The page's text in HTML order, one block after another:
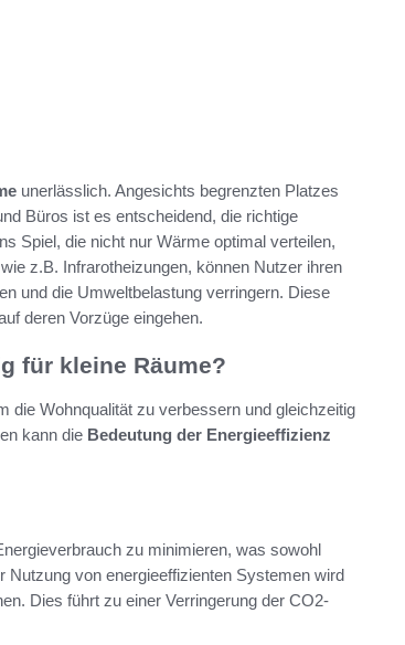
unerlässlich. Angesichts begrenzten Platzes
Büros ist es entscheidend, die richtige
Spiel, die nicht nur Wärme optimal verteilen,
z.B. Infrarotheizungen, können Nutzer ihren
und die Umweltbelastung verringern. Diese
deren Vorzüge eingehen.
für kleine Räume?
die Wohnqualität zu verbessern und gleichzeitig
kann die Bedeutung der Energieeffizienz
zu minimieren, was sowohl
von energieeffizienten Systemen wird
Dies führt zu einer Verringerung der CO2-